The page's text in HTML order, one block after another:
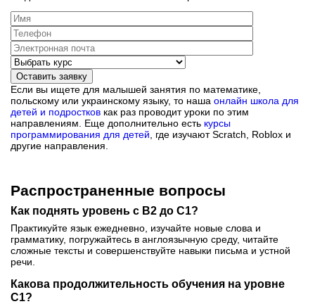
Оставить заявку
Если вы ищете для малышей занятия по математике,
польскому или украинскому языку, то наша онлайн школа для
детей и подростков как раз проводит уроки по этим
направлениям. Еще дополнительно есть курсы
программирования для детей , где изучают Scratch, Roblox и
другие направления.
Распространенные вопросы
Как поднять уровень с B2 до C1?
Практикуйте язык ежедневно, изучайте новые слова и
грамматику, погружайтесь в англоязычную среду, читайте
сложные тексты и совершенствуйте навыки письма и устной
речи.
Какова продолжительность обучения на уровне
C1?